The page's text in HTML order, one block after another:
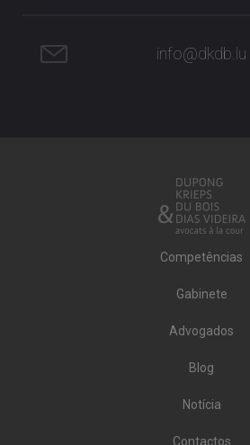
info@dkdb.lu
Competências
Gabinete
Advogados
Blog
Notícia
Contactos